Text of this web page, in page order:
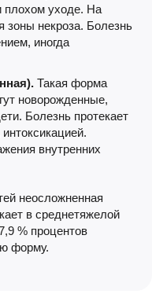
плохом уходе. На
некроза. Болезнь
иногда
Такая форма
новорожденные,
Болезнь протекает
внутренних
неосложненная
в среднетяжелой
% процентов
форму.